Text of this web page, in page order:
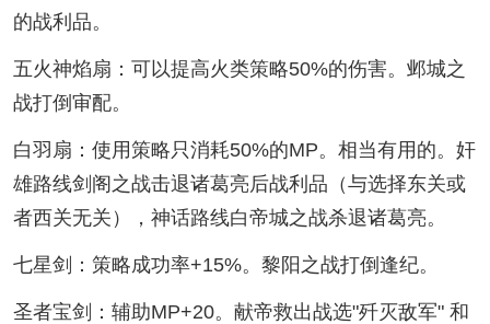
的战利品。
五火神焰扇：可以提高火类策略50%的伤害。邺城之
战打倒审配。
白羽扇：使用策略只消耗50%的MP。相当有用的。奸
雄路线剑阁之战击退诸葛亮后战利品（与选择东关或
者西关无关），神话路线白帝城之战杀退诸葛亮。
七星剑：策略成功率+15%。黎阳之战打倒逢纪。
圣者宝剑：辅助MP+20。献帝救出战选"歼灭敌军" 和